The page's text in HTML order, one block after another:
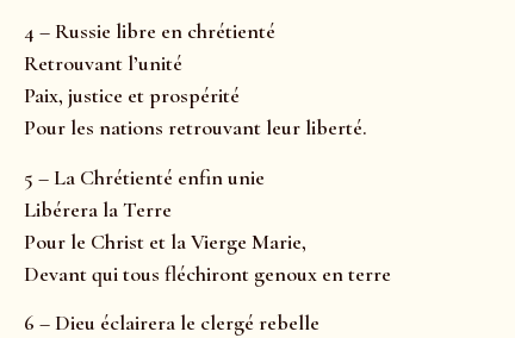
4 – Russie libre en chrétienté
Retrouvant l’unité
Paix, justice et prospérité
Pour les nations retrouvant leur liberté.
5 – La Chrétienté enfin unie
Libérera la Terre
Pour le Christ et la Vierge Marie,
Devant qui tous fléchiront genoux en terre
6 – Dieu éclairera le clergé rebelle